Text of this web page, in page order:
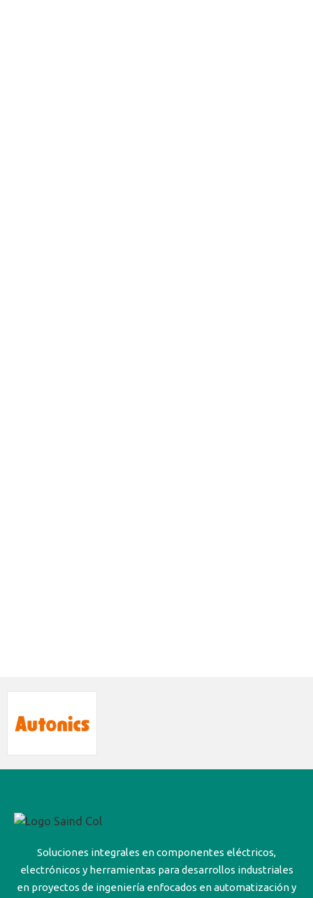
Soluciones integrales en componentes eléctricos,
electrónicos y herramientas para desarrollos industriales
en proyectos de ingeniería enfocados en automatización y